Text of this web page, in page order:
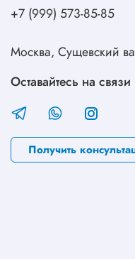
+7 (999) 573-85-85
Москва, Сущевский
Оставайтесь на связи
Получить